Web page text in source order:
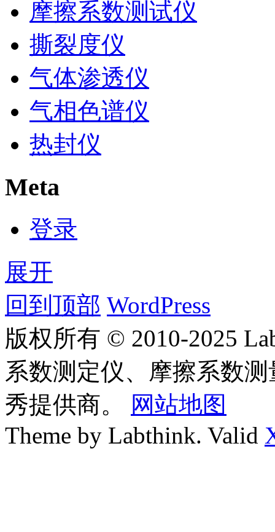
摩擦系数测试仪
撕裂度仪
气体渗透仪
气相色谱仪
热封仪
Meta
登录
展开
回到顶部 WordPress
版权所有 © 2010-2025
系数测定仪、摩擦系数
秀提供商。
网站地图
Theme by Labthink. Valid